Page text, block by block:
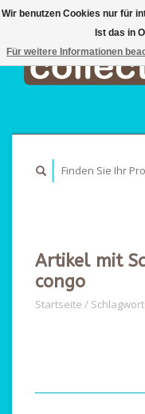
Artikel mit
congo
Startseite /
Wir benutzen Cookies nur für
Ist das in
Für weitere Informationen